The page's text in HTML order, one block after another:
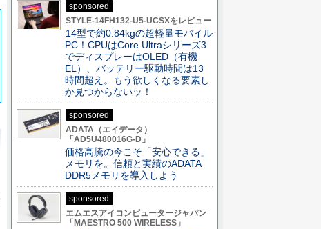
sponsored
STYLE-14FH132-U5-UCSXをレビュー
14型で約0.84kgの超軽量モバイル
PC！CPUはCore Ultraシリーズ3
でディスプレーはOLED（有機
EL）、バッテリー駆動時間は13
時間超え。もう欲しくなる要素し
か見つからないッ！
sponsored
ADATA（エイデータ）
「AD5U480016G-D」
価格高騰の今こそ「安心できる」
メモリを。信頼と実績のADATA
DDR5メモリを導入しよう
sponsored
エムエスアイコンピュータージャパン
「MAESTRO 500 WIRELESS」